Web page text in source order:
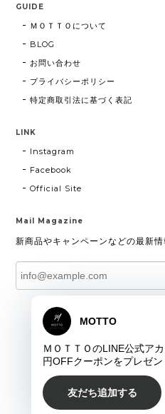
GUIDE
ＭＯＴＴＯについて
BLOG
お問い合わせ
プライバシーポリシー
特定商取引法に基づく表記
LINK
Instagram
Facebook
Official Site
Mail Magazine
新商品やキャンペーンなどの最新情